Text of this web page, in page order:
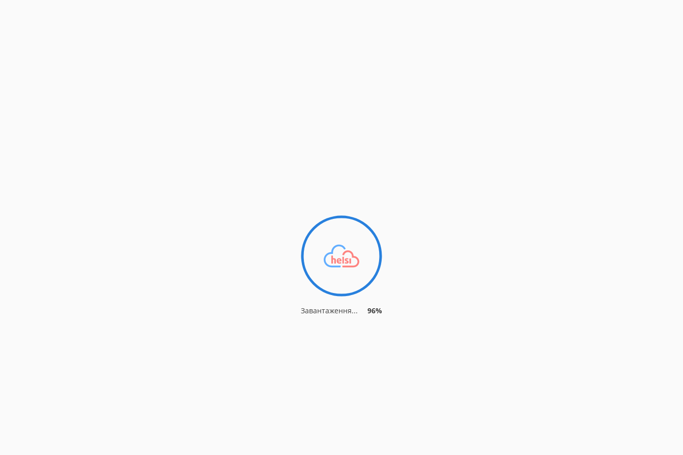
Завантаження... 96%